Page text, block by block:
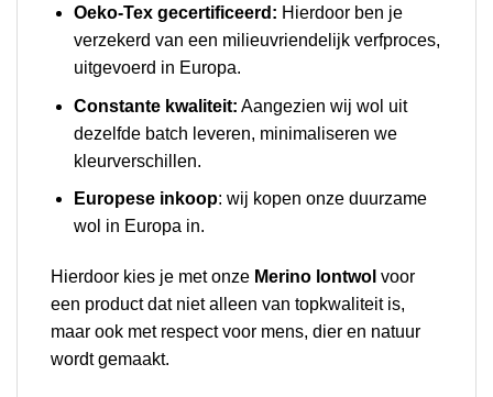
Oeko-Tex gecertificeerd: Hierdoor ben je
verzekerd van een milieuvriendelijk verfproces,
uitgevoerd in Europa.
Constante kwaliteit: Aangezien wij wol uit
dezelfde batch leveren, minimaliseren we
kleurverschillen.
Europese inkoop: wij kopen onze duurzame
wol in Europa in.
Hierdoor kies je met onze Merino lontwol voor
een product dat niet alleen van topkwaliteit is,
maar ook met respect voor mens, dier en natuur
wordt gemaakt.